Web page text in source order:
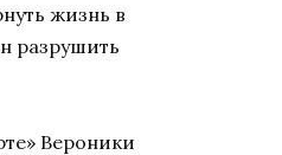
жизнь в
разрушить
Вероники